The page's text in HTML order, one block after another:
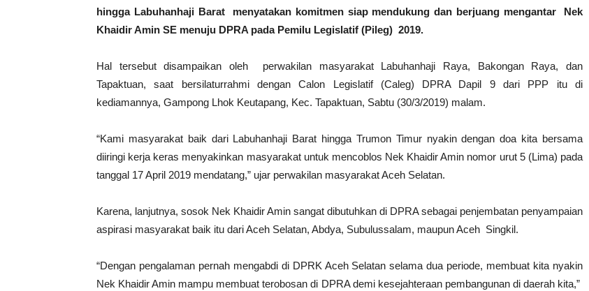
hingga Labuhanhaji Barat menyatakan komitmen siap mendukung dan berjuang mengantar Nek
Khaidir Amin SE menuju DPRA pada Pemilu Legislatif (Pileg) 2019.
Hal tersebut disampaikan oleh perwakilan masyarakat Labuhanhaji Raya, Bakongan Raya, dan
Tapaktuan, saat bersilaturrahmi dengan Calon Legislatif (Caleg) DPRA Dapil 9 dari PPP itu di
kediamannya, Gampong Lhok Keutapang, Kec. Tapaktuan, Sabtu (30/3/2019) malam.
“Kami masyarakat baik dari Labuhanhaji Barat hingga Trumon Timur nyakin dengan doa kita bersama
diiringi kerja keras menyakinkan masyarakat untuk mencoblos Nek Khaidir Amin nomor urut 5 (Lima) pada
tanggal 17 April 2019 mendatang,” ujar perwakilan masyarakat Aceh Selatan.
Karena, lanjutnya, sosok Nek Khaidir Amin sangat dibutuhkan di DPRA sebagai penjembatan penyampaian
aspirasi masyarakat baik itu dari Aceh Selatan, Abdya, Subulussalam, maupun Aceh Singkil.
“Dengan pengalaman pernah mengabdi di DPRK Aceh Selatan selama dua periode, membuat kita nyakin
Nek Khaidir Amin mampu membuat terobosan di DPRA demi kesejahteraan pembangunan di daerah kita,”